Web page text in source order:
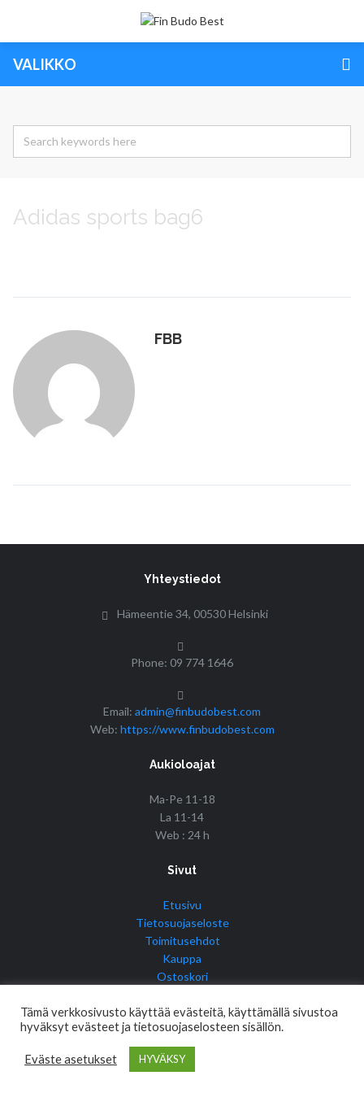
VALIKKO
Adidas sports bag6
FBB
Yhteystiedot
Hämeentie 34, 00530 Helsinki
Phone: 09 774 1646
Email: admin@finbudobest.com
Web: https://www.finbudobest.com
Aukioloajat
Ma-Pe 11-18
La 11-14
Web : 24 h
Sivut
Etusivu
Tietosuojaseloste
Toimitusehdot
Kauppa
Ostoskori
© Copyright 2017 Fin Budo Best | Golden Tiger
Tämä verkkosivusto käyttää evästeitä, käyttämällä sivustoa
hyväksyt evästeet ja tietosuojaselosteen sisällön.
Eväste asetukset HYVÄKSY